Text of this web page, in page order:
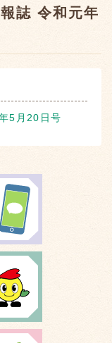
誌 令和元年
5月20日号